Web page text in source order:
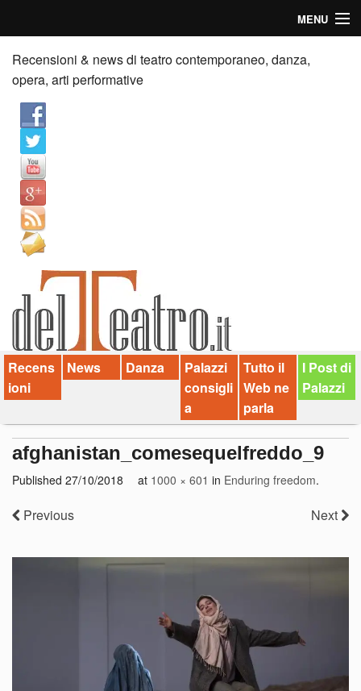
MENU
Home
Recensioni
Anticipazioni
News
Palazzi consiglia
Video
Chi siamo
Contatti
dT in English
Recensioni & news di teatro contemporaneo, danza,
opera, arti performative
Recens
ioni
News Danza
Palazzi
consigli
a
Tutto il
Web ne
parla
I Post di
Palazzi
afghanistan_comesequelfreddo_9
Published 27/10/2018 at 1000 × 601 in Enduring freedom.
Previous Next